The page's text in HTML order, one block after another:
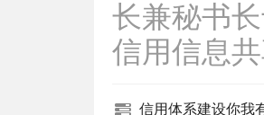
长兼秘书
信用信息
信用体系建设你我